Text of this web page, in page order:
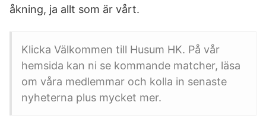
åkning, ja allt som är vårt.
Klicka Välkommen till Husum HK. På vår
hemsida kan ni se kommande matcher, läsa
om våra medlemmar och kolla in senaste
nyheterna plus mycket mer.